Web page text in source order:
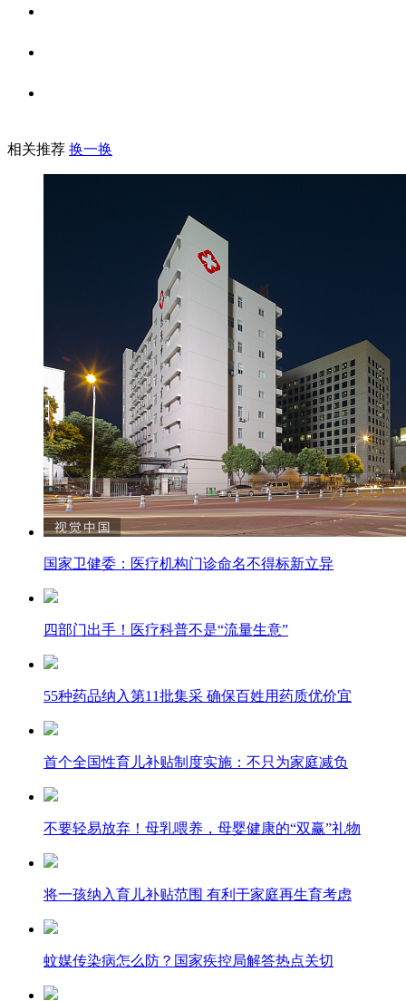
相关推荐 换一换
国家卫健委：医疗机构门诊命名不得标新立异
四部门出手！医疗科普不是“流量生意”
55种药品纳入第11批集采 确保百姓用药质优价宜
首个全国性育儿补贴制度实施：不只为家庭减负
不要轻易放弃！母乳喂养，母婴健康的“双赢”礼物
将一孩纳入育儿补贴范围 有利于家庭再生育考虑
蚊媒传染病怎么防？国家疾控局解答热点关切